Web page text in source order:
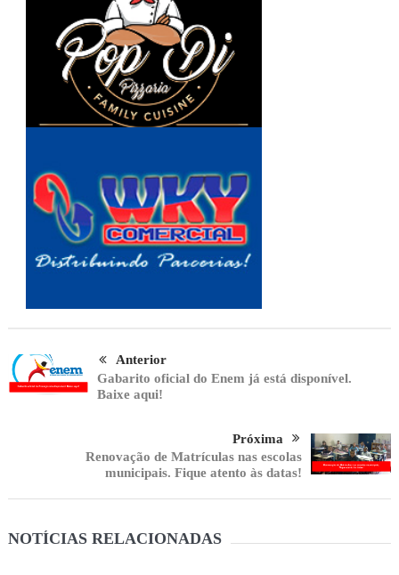
Anterior
Gabarito oficial do Enem já está disponível.
Baixe aqui!
Próxima
Renovação de Matrículas nas escolas
municipais. Fique atento às datas!
NOTÍCIAS RELACIONADAS